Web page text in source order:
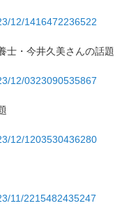
12/1416472236522
・今井久美さんの話題
12/0323090535867
ケア の話題
12/1203530436280
果 の話題
11/2215482435247